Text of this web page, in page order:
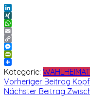
LinkedIn
XING
WhatsApp
Email
Copy
Link
Messenger
PrintFriendly
Kategorie: WAHLHEIMAT
Vorheriger Beitrag
Nächster Beitrag